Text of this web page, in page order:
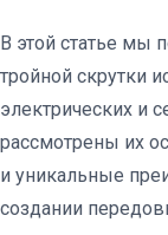
В этой статье мы
тройной скрутки
электрических и
рассмотрены их
и уникальные
создании